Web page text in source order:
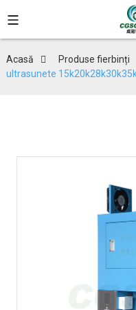
Acasă Produse fierbinți
ultrasunete